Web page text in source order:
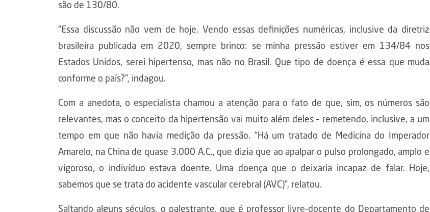
são de 130/80.
“Essa discussão não vem de hoje. Vendo essas definições numéricas, inclusive da diretriz
brasileira publicada em 2020, sempre brinco: se minha pressão estiver em 134/84 nos
Estados Unidos, serei hipertenso, mas não no Brasil. Que tipo de doença é essa que muda
conforme o país?”, indagou.
Com a anedota, o especialista chamou a atenção para o fato de que, sim, os números são
relevantes, mas o conceito da hipertensão vai muito além deles – remetendo, inclusive, a um
tempo em que não havia medição da pressão. “Há um tratado de Medicina do Imperador
Amarelo, na China de quase 3.000 A.C., que dizia que ao apalpar o pulso prolongado, amplo e
vigoroso, o indivíduo estava doente. Uma doença que o deixaria incapaz de falar. Hoje,
sabemos que se trata do acidente vascular cerebral (AVC)”, relatou.
Saltando alguns séculos, o palestrante, que é professor livre-docente do Departamento de